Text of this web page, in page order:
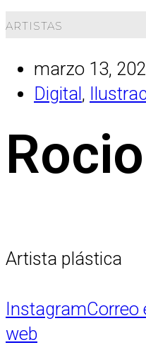
ARTISTAS
marzo 13,
Digital,
Artista plástica
InstagramCorreo
web